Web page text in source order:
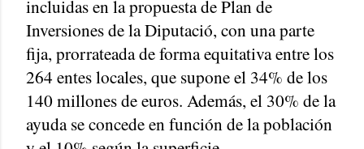
incluidas en la propuesta de Plan de
Inversiones de la Diputació, con una parte
fija, prorrateada de forma equitativa entre los
264 entes locales, que supone el 34% de los
140 millones de euros. Además, el 30% de la
ayuda se concede en función de la población